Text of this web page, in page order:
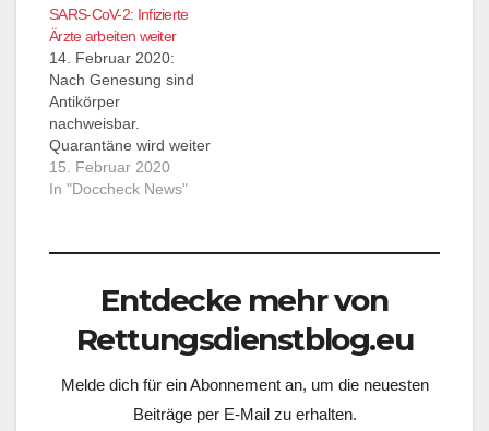
von
Knochenmarkzellen zu
einer Verringerung der
Amputationsrate führen
könnte.
von Dr. Thorsten Braun
mehr... -> Doccheck
News <- Zur PAVK: Die
periphere arterielle
dem…
SARS-CoV-2: Infizierte
Ärzte arbeiten weiter
14. Februar 2020:
Nach Genesung sind
Antikörper
nachweisbar.
Quarantäne wird weiter
groß geschrieben.
Chinesische Ärzte
seinen Senf dazu.
15. Februar 2020
In "Doccheck News"
Entdecke mehr von
Rettungsdienstblog.eu
Melde dich für ein Abonnement an, um die neuesten
Beiträge per E-Mail zu erhalten.